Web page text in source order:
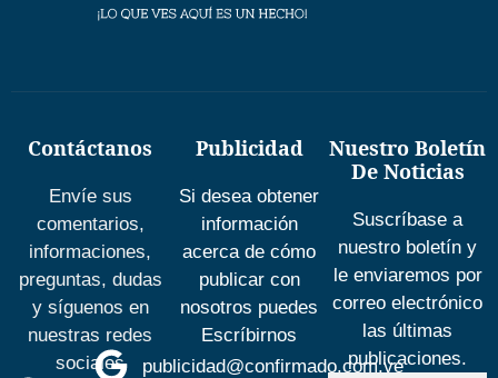
Contáctanos
Envíe sus
comentarios,
informaciones,
preguntas, dudas
y síguenos en
nuestras redes
sociales
Publicidad
Si desea obtener
información
acerca de cómo
publicar con
nosotros puedes
Escríbirnos
publicidad@confirmado.com.ve
Nuestro Boletín
De Noticias
Suscríbase a
nuestro boletín y
le enviaremos por
correo electrónico
las últimas
publicaciones.